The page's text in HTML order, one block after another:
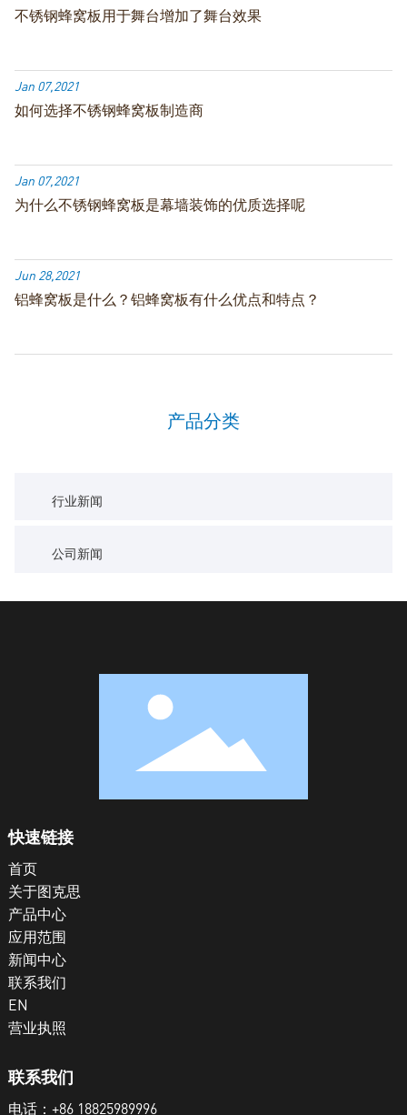
不锈钢蜂窝板用于舞台增加了舞台效果
Jan 07,2021
如何选择不锈钢蜂窝板制造商
Jan 07,2021
为什么不锈钢蜂窝板是幕墙装饰的优质选择呢
Jun 28,2021
铝蜂窝板是什么？铝蜂窝板有什么优点和特点？
产品分类
行业新闻
公司新闻
快速链接
首页
关于图克思
产品中心
应用范围
新闻中心
联系我们
EN
营业执照
联系我们
电话： +86 18825989996